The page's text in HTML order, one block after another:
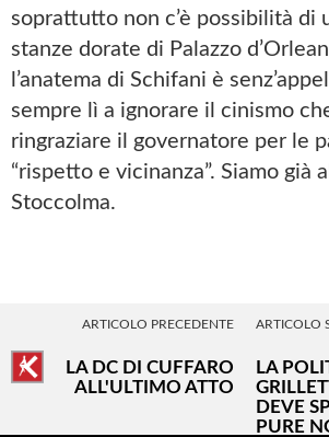
soprattutto non c’è possibilità di
stanze dorate di Palazzo
l’anatema di Schifani è
sempre lì a ignorare il cinismo
ringraziare il governatore per le
“rispetto e vicinanza”. Siamo già
Stoccolma.
ARTICOLO PRECEDENTE
LA DC DI CUFFARO
ALL'ULTIMO ATTO
ARTICOLO
LA
DEVE
PURE